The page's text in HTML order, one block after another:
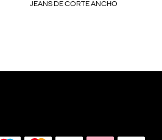
JEANS DE CORTE ANCHO